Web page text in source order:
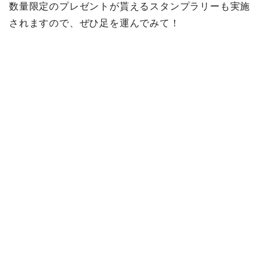
数量限定のプレゼントが貰えるスタンプラリーも実施
されますので、ぜひ足を運んでみて！